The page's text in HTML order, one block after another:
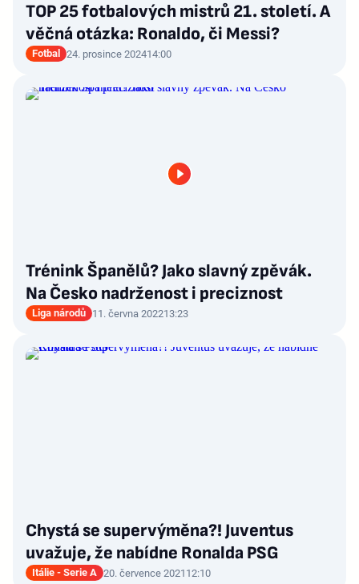
TOP 25 fotbalových mistrů 21. století. A
věčná otázka: Ronaldo, či Messi?
Fotbal 24. prosince 202414:00
Trénink Španělů? Jako slavný zpěvák.
Na Česko nadrženost i preciznost
Liga národů 11. června 202213:23
Chystá se supervýměna?! Juventus
uvažuje, že nabídne Ronalda PSG
Itálie - Serie A 20. července 2021 12:10